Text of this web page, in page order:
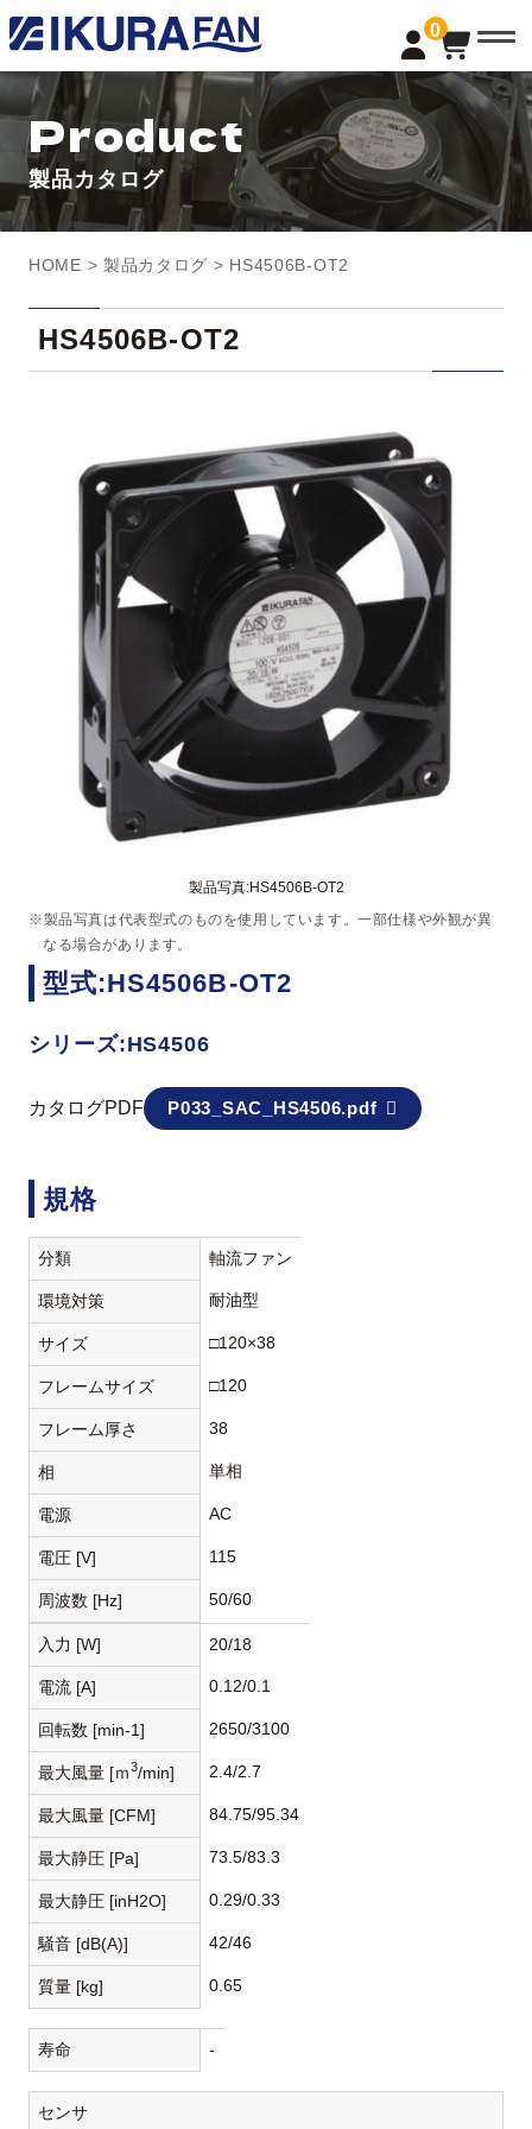
0
t
o
g
l
e
a
v
i
g
a
n
Product
製品カタログ
HOME > 製品カタログ > HS4506B-OT2
HS4506B-OT2
製品写真:HS4506B-OT2
※製品写真は代表型式のものを使用しています。一部仕様や外観が異
なる場合があります。
型式:HS4506B-OT2
シリーズ:HS4506
カタログPDF P033_SAC_HS4506.pdf
規格
分類 軸流ファン
環境対策 耐油型
サイズ □120×38
フレームサイズ □120
フレーム厚さ 38
相 単相
電源 AC
電圧 [V] 115
周波数 [Hz] 50/60
入力 [W] 20/18
電流 [A] 0.12/0.1
回転数 [min-1] 2650/3100
最大風量 [ｍ3/min] 2.4/2.7
最大風量 [CFM] 84.75/95.34
最大静圧 [Pa] 73.5/83.3
最大静圧 [inH2O] 0.29/0.33
騒音 [dB(A)] 42/46
質量 [kg] 0.65
寿命 -
センサ